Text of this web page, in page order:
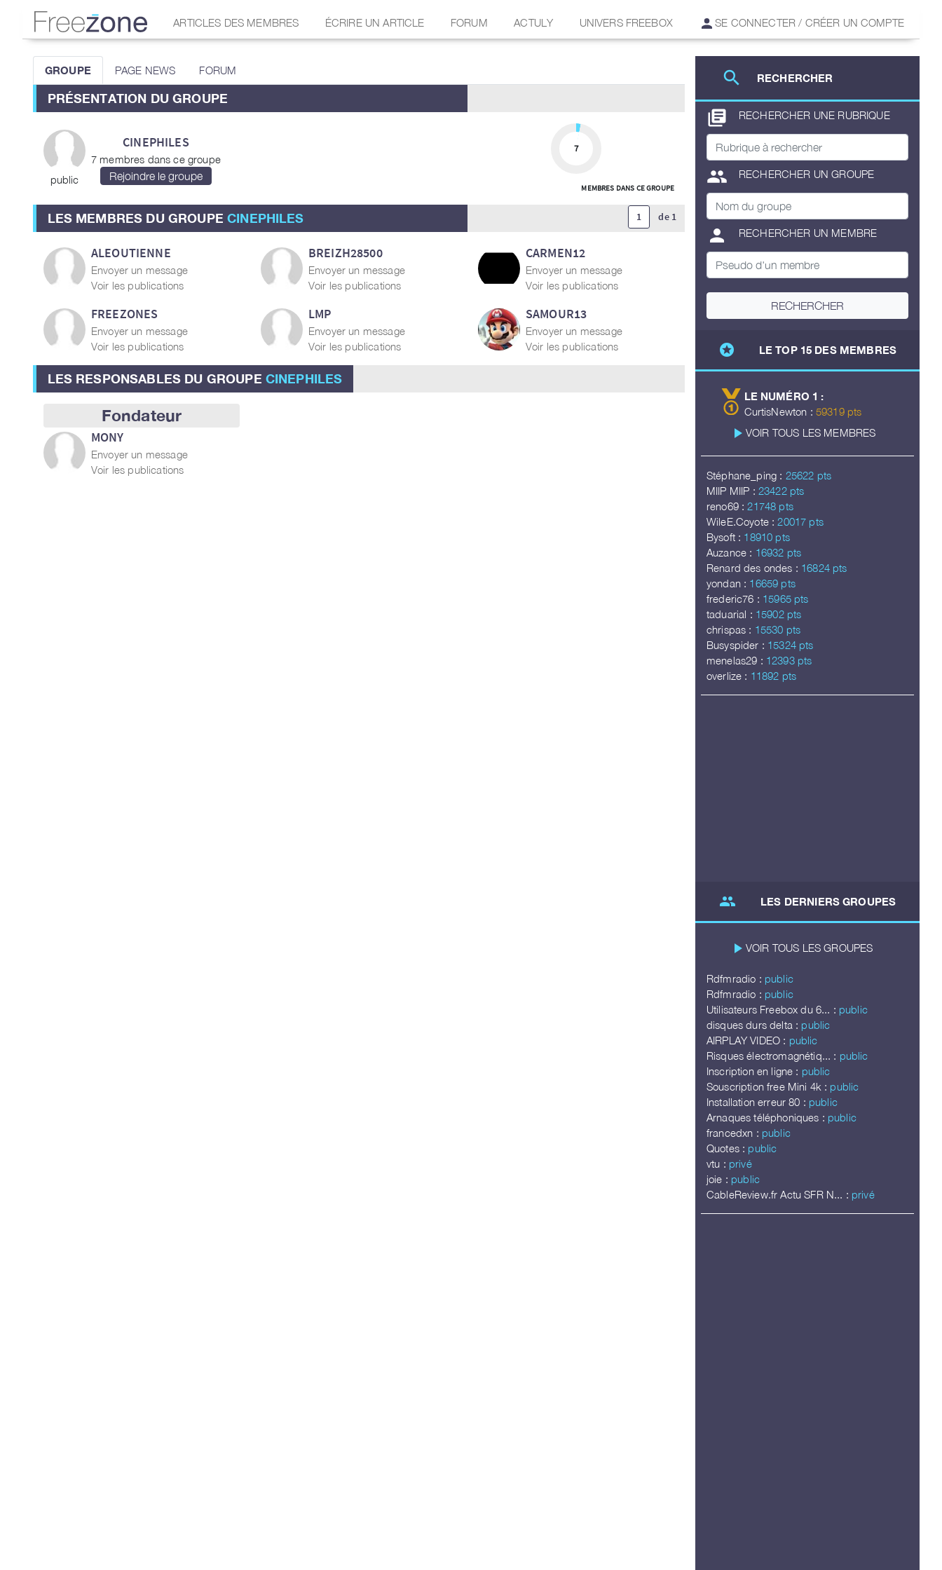
ARTICLES DES MEMBRES ÉCRIRE UN ARTICLE FORUM ACTULY UNIVERS FREEBOX SE CONNECTER / CRÉER UN COMPTE
search RECHERCHER
library_books RECHERCHER UNE RUBRIQUE
group RECHERCHER UN GROUPE
person RECHERCHER UN MEMBRE
RECHERCHER
stars LE TOP 15 DES MEMBRES
LE NUMÉRO 1 :
CurtisNewton : 59319 pts
play_arrow VOIR TOUS LES MEMBRES
Stéphane_ping : 25622 pts
MIIP MIIP : 23422 pts
reno69 : 21748 pts
WileE.Coyote : 20017 pts
Bysoft : 18910 pts
Auzance : 16932 pts
Renard des ondes : 16824 pts
yondan : 16659 pts
frederic76 : 15965 pts
taduarial : 15902 pts
chrispas : 15530 pts
Busyspider : 15324 pts
menelas29 : 12393 pts
overlize : 11892 pts
group LES DERNIERS GROUPES
play_arrow VOIR TOUS LES GROUPES
Rdfmradio : public
Rdfmradio : public
Utilisateurs Freebox du 6... : public
disques durs delta : public
AIRPLAY VIDEO : public
Risques électromagnétiq... : public
Inscription en ligne : public
Souscription free Mini 4k : public
Installation erreur 80 : public
Arnaques téléphoniques : public
francedxn : public
Quotes : public
vtu : privé
joie : public
CableReview.fr Actu SFR N... : privé
GROUPE PAGE NEWS FORUM
PRÉSENTATION DU GROUPE
public
CINEPHILES
7 membres dans ce groupe
7
MEMBRES DANS CE GROUPE
LES MEMBRES DU GROUPECINEPHILES 1 de 1
ALEOUTIENNE
Envoyer un message
Voir les publications
BREIZH28500
Envoyer un message
Voir les publications
CARMEN12
Envoyer un message
Voir les publications
FREEZONES
Envoyer un message
Voir les publications
LMP
Envoyer un message
Voir les publications
SAMOUR13
Envoyer un message
Voir les publications
LES RESPONSABLES DU GROUPE CINEPHILES
Fondateur
MONY
Envoyer un message
Voir les publications